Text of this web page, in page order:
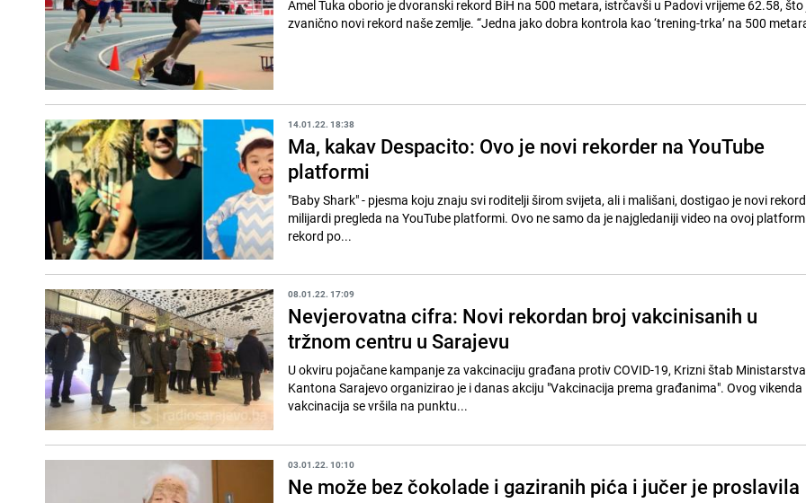
Amel Tuka oborio je dvoranski rekord BiH na 500 metara, istrčavši u Padovi vrijeme 62.58, što
zvanično novi rekord naše zemlje. “Jedna jako dobra kontrola kao ‘trening-trka’ na 500
14.01.22. 18:38
Ma, kakav Despacito: Ovo je novi rekorder na YouTube
platformi
"Baby Shark" - pjesma koju znaju svi roditelji širom svijeta, ali i mališani, dostigao je novi
milijardi pregleda na YouTube platformi. Ovo ne samo da je najgledaniji video na ovoj
rekord po...
08.01.22. 17:09
Nevjerovatna cifra: Novi rekordan broj vakcinisanih u
tržnom centru u Sarajevu
U okviru pojačane kampanje za vakcinaciju građana protiv COVID-19, Krizni štab
Kantona Sarajevo organizirao je i danas akciju "Vakcinacija prema građanima". Ovog vikenda
vakcinacija se vršila na punktu...
03.01.22. 10:10
Ne može bez čokolade i gaziranih pića i jučer je proslavila